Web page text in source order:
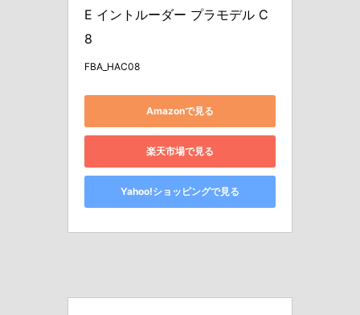
E イントルーダー プラモデル C
8
FBA_HAC08
Amazonで見る
楽天市場で見る
Yahoo!ショッピングで見る